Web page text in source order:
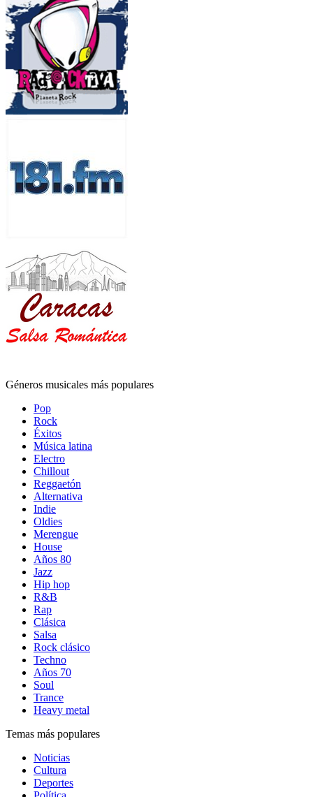
Géneros musicales más populares
Pop
Rock
Éxitos
Música latina
Electro
Chillout
Reggaetón
Alternativa
Indie
Oldies
Merengue
House
Años 80
Jazz
Hip hop
R&B
Rap
Clásica
Salsa
Rock clásico
Techno
Años 70
Soul
Trance
Heavy metal
Temas más populares
Noticias
Cultura
Deportes